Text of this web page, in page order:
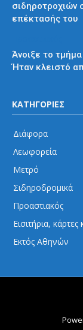
σιδηροτροχιών
επέκτασής του
Άνοιξε το
Ήταν κλειστό
ΚΑΤΗΓΟΡΙΕΣ
Διάφορα
Λεωφορεία
Μετρό
Σιδηροδρομικά
Προαστιακός
Εισιτήρια,
Εκτός Αθηνών